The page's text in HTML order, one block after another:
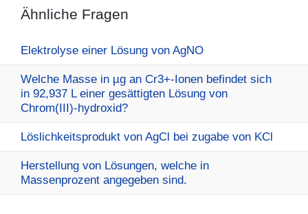
Ähnliche Fragen
Elektrolyse einer Lösung von AgNO
Welche Masse in µg an Cr3+-Ionen befindet sich
in 92,937 L einer gesättigten Lösung von
Chrom(III)-hydroxid?
Löslichkeitsprodukt von AgCl bei zugabe von KCl
Herstellung von Lösungen, welche in
Massenprozent angegeben sind.